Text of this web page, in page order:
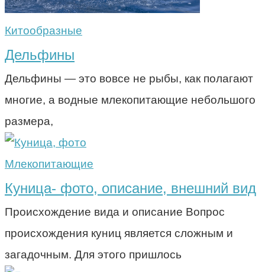
Китообразные
Дельфины
Дельфины — это вовсе не рыбы, как полагают
многие, а водные млекопитающие небольшого
размера,
Млекопитающие
Куница- фото, описание, внешний вид
Происхождение вида и описание Вопрос
происхождения куниц является сложным и
загадочным. Для этого пришлось